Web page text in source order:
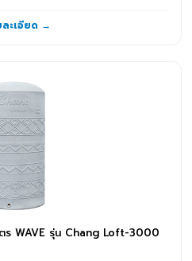
ละเอียด →
ร WAVE รุ่น Chang Loft-3000